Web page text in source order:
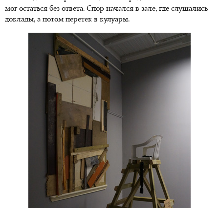
мог остаться без ответа. Спор начался в зале, где слушались
доклады, а потом перетек в кулуары.